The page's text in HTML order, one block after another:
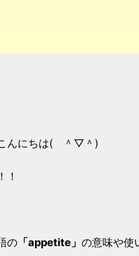
んにちは( ＾▽＾)
！
の 「appetite」 の意味や使